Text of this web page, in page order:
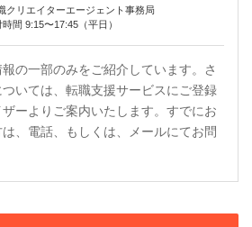
クリエイターエージェント事務局
時間 9:15〜17:45（平日）
の一部のみをご紹介しています。さ
いては、転職支援サービスにご登録
ーよりご案内いたします。すでにお
、電話、もしくは、メールにてお問